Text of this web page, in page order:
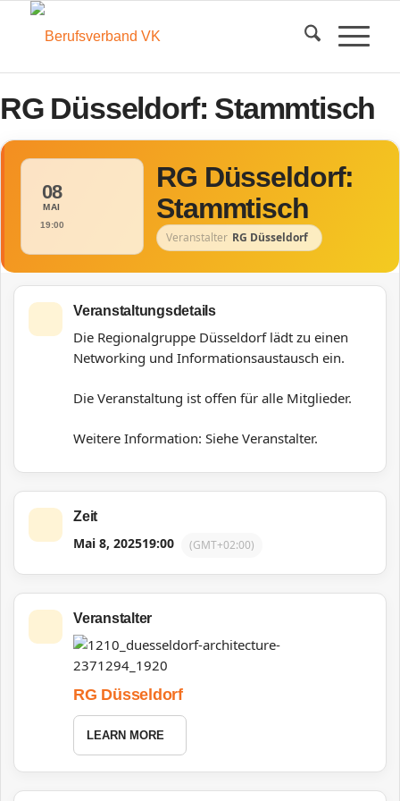
RG Düsseldorf: Stammtisch
08
MAI
19:00
RG Düsseldorf:
Stammtisch
Veranstalter RG Düsseldorf
Veranstaltungsdetails
Die Regionalgruppe Düsseldorf lädt zu einen
Networking und Informationsaustausch ein.
Die Veranstaltung ist offen für alle Mitglieder.
Weitere Information: Siehe Veranstalter.
Zeit
Mai 8, 202519:00 (GMT+02:00)
Veranstalter
RG Düsseldorf
LEARN MORE